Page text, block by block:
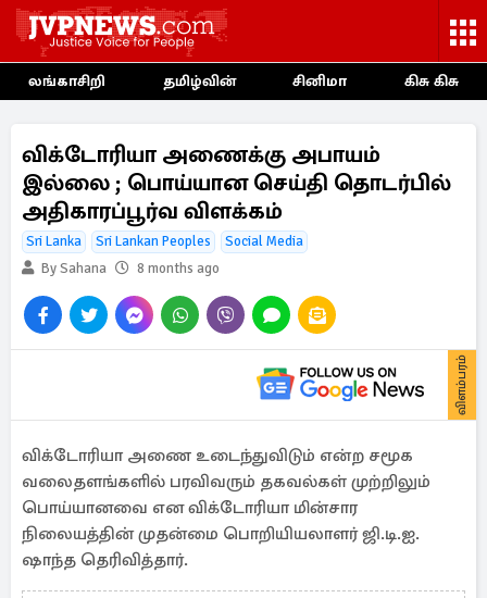
லங்காசிறி தமிழ்வின் சினிமா கிசு கிசு
விக்டோரியா அணைக்கு அபாயம்
இல்லை ; பொய்யான செய்தி தொடர்பில்
அதிகாரப்பூர்வ விளக்கம்
Sri Lanka Sri Lankan Peoples
Social Media
By Sahana
8 months ago
விளம்பரம்
விக்டோரியா அணை உடைந்துவிடும் என்ற சமூக
வலைதளங்களில் பரவிவரும் தகவல்கள் முற்றிலும்
பொய்யானவை என விக்டோரியா மின்சார
நிலையத்தின் முதன்மை பொறியியலாளர் ஜி.டி.ஐ.
ஷாந்த தெரிவித்தார்.